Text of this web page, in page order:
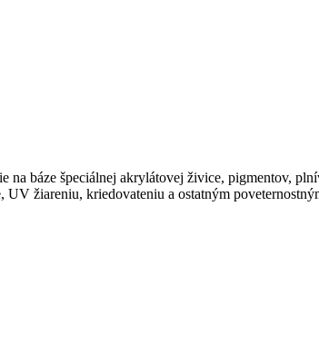
báze špeciálnej akrylátovej živice, pigmentov,
žiareniu, kriedovateniu a ostatným